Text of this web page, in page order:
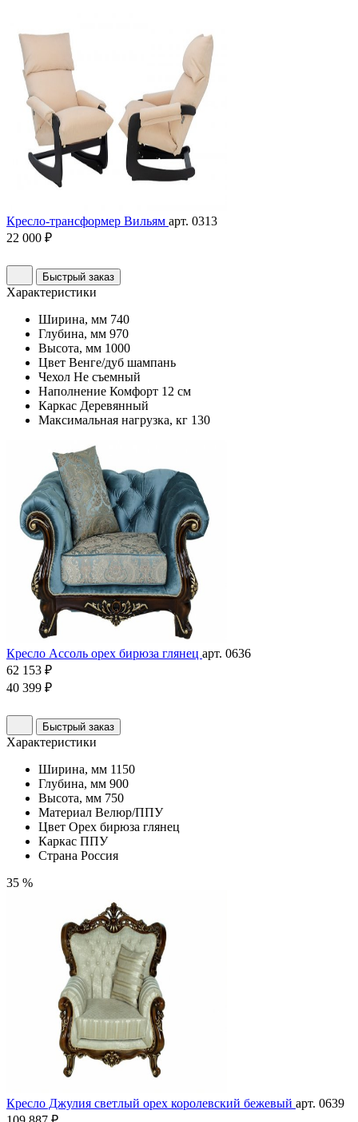
Кресло-трансформер Вильям арт. 0313
22 000 ₽
Быстрый заказ
Характеристики
Ширина, мм 740
Глубина, мм 970
Высота, мм 1000
Цвет Венге/дуб шампань
Чехол Не съемный
Наполнение Комфорт 12 см
Каркас Деревянный
Максимальная нагрузка, кг 130
Кресло Ассоль орех бирюза глянец арт. 0636
62 153 ₽
40 399 ₽
Быстрый заказ
Характеристики
Ширина, мм 1150
Глубина, мм 900
Высота, мм 750
Материал Велюр/ППУ
Цвет Орех бирюза глянец
Каркас ППУ
Страна Россия
35 %
Кресло Джулия светлый орех королевский бежевый арт. 0639